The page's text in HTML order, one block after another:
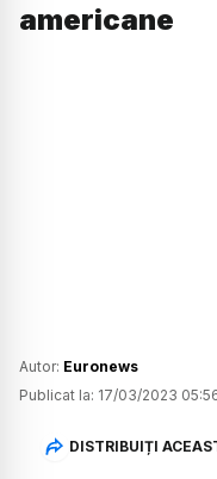
americane
Autor: Euronews
Publicat la: 17/03/2023
DISTRIBUIȚI